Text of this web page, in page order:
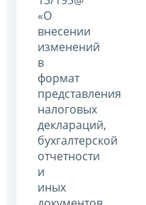
«О
внесении
изменений
в
формат
представления
налоговых
деклараций,
бухгалтерской
отчетности
и
иных